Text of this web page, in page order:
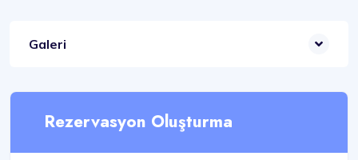
Galeri
Rezervasyon Oluşturma